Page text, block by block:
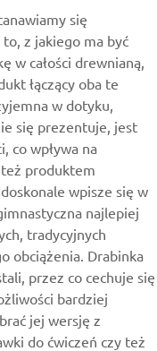
się
z jakiego ma być
w całości drewnianą,
łączący oba te
w dotyku,
się prezentuje, jest
co wpływa na
produktem
wpisze się w
najlepiej
tradycyjnych
obciążenia. Drabinka
przez co cechuje się
bardziej
jej wersję z
do ćwiczeń czy też